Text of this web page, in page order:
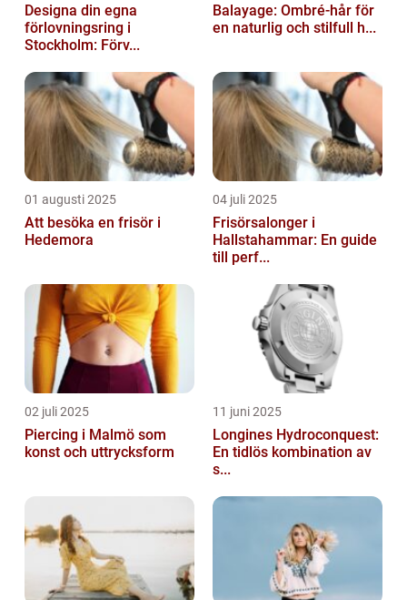
Designa din egna
förlovningsring i
Stockholm: Förv...
Balayage: Ombré-hår för
en naturlig och stilfull h...
01 augusti 2025
Att besöka en frisör i
Hedemora
04 juli 2025
Frisörsalonger i
Hallstahammar: En guide
till perf...
02 juli 2025
Piercing i Malmö som
konst och uttrycksform
11 juni 2025
Longines Hydroconquest:
En tidlös kombination av
s...